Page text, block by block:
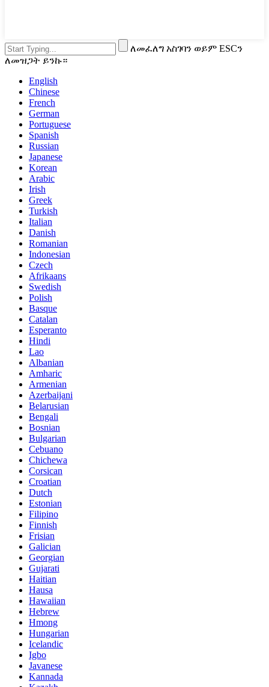
ለመፈለግ አስገባን ወይም ESCን
ለመዝጋት ይንኩ።
English
Chinese
French
German
Portuguese
Spanish
Russian
Japanese
Korean
Arabic
Irish
Greek
Turkish
Italian
Danish
Romanian
Indonesian
Czech
Afrikaans
Swedish
Polish
Basque
Catalan
Esperanto
Hindi
Lao
Albanian
Amharic
Armenian
Azerbaijani
Belarusian
Bengali
Bosnian
Bulgarian
Cebuano
Chichewa
Corsican
Croatian
Dutch
Estonian
Filipino
Finnish
Frisian
Galician
Georgian
Gujarati
Haitian
Hausa
Hawaiian
Hebrew
Hmong
Hungarian
Icelandic
Igbo
Javanese
Kannada